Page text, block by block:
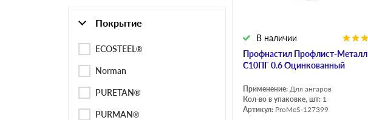
Покрытие
ECOSTEEL®
Norman
PURETAN®
PURMAN®
Профнастил Профлист-Металл
C10ПГ 0.6 Оцинкованный
В наличии
Применение: Для ангаров
Кол-во в упаковке, шт: 1
Артикул: ProMeS-127399